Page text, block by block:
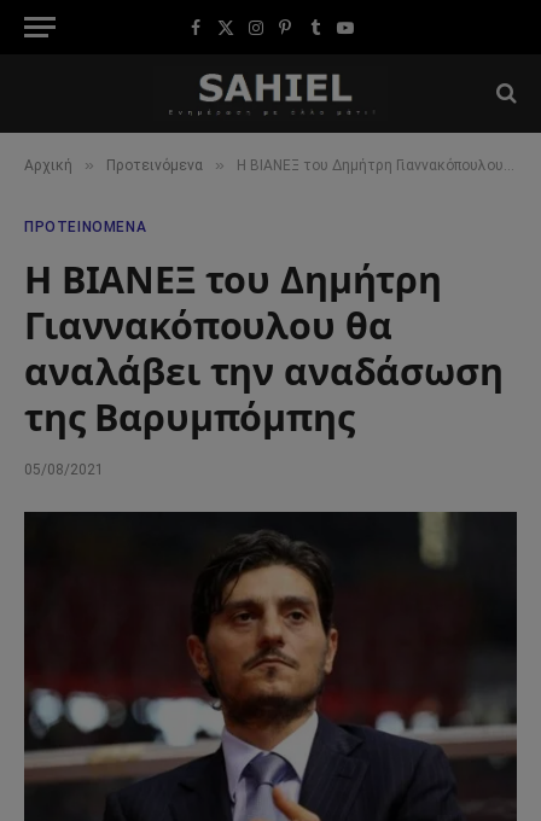
Facebook
X
Instagram
Pinterest
TumblrYouTube
Αρχική » Προτεινόμενα » Η BIANEΞ του Δημήτρη Γιαννακόπουλου θα αναλάβει την αναδάσωση της Βαρυμπόμπης
ΠΡΟΤΕΙΝΌΜΕΝΑ
Η BIANEΞ του Δημήτρη
Γιαννακόπουλου θα
αναλάβει την αναδάσωση
της Βαρυμπόμπης
05/08/2021